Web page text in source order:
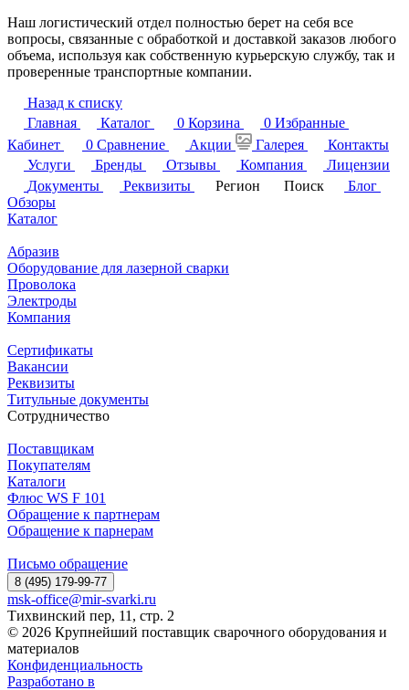
Наш логистический отдел полностью берет на себя все
вопросы, связанные с обработкой и доставкой заказов любого
объема, используя как собственную курьерскую службу, так и
проверенные транспортные компании.
Назад к списку
Главная
Каталог 0 Корзина 0 Избранные
Кабинет
0 Сравнение Акции Галерея
Контакты
Услуги
Бренды Отзывы Компания
Лицензии
Документы
Реквизиты Регион Поиск
Блог
Обзоры
Каталог
Абразив
Оборудование для лазерной сварки
Проволока
Электроды
Компания
Сертификаты
Вакансии
Реквизиты
Титульные документы
Сотрудничество
Поставщикам
Покупателям
Каталоги
Флюс WS F 101
Обращение к партнерам
Обращение к парнерам
Письмо обращение
8 (495) 179-99-77
msk-office@mir-svarki.ru
Тихвинский пер, 11, стр. 2
© 2026 Крупнейший поставщик сварочного оборудования и
материалов
Конфиденциальность
Разработано в